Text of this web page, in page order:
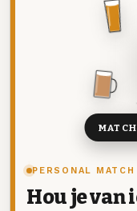
PERSONAL
Hou je van